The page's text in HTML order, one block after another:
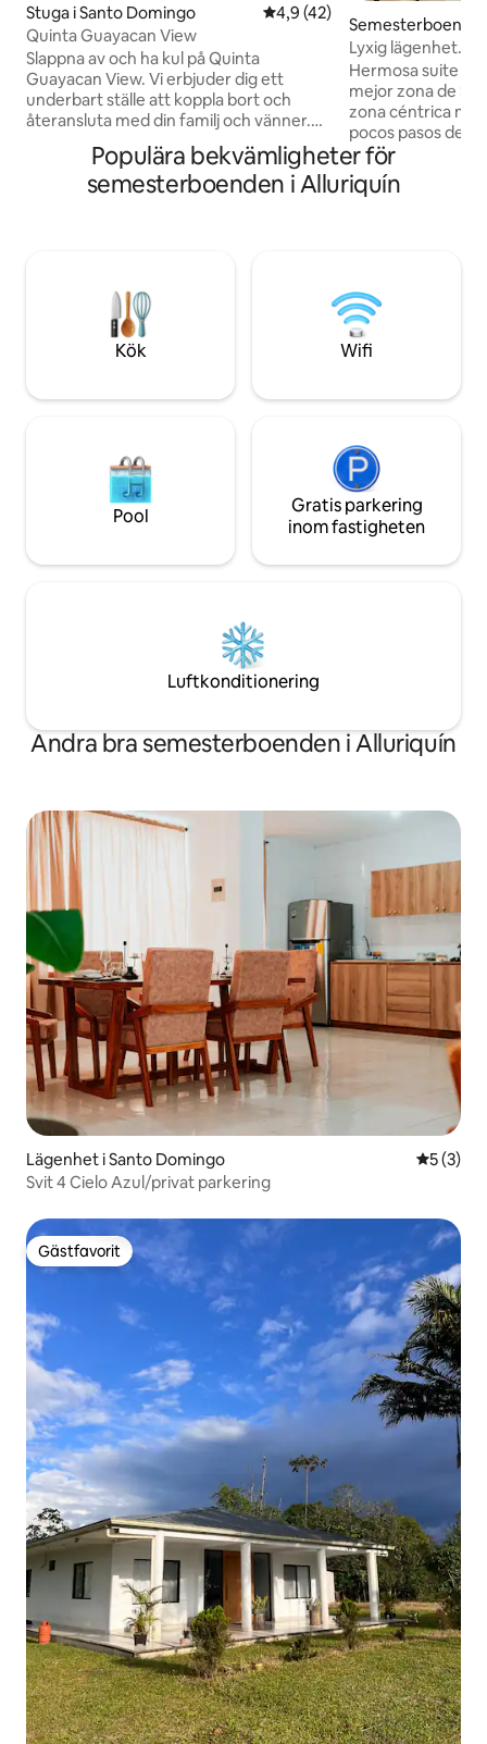
Stuga i Santo Domingo 4,9 av 5 i genomsnittligt
4,9 (42)
Quinta Guayacan View
Slappna av och ha kul på Quinta
Guayacan View. Vi erbjuder dig ett
underbart ställe att koppla bort och
återansluta med din familj och vänner.
Det är ett paradis omgivet av natur,
fåglar och en vacker flod 10 minuter
bort, en enorm pool, basket, volleyboll,
Vid ankomst betalas 80 USD som en
garanti och återbetalas i slutet av
Semesterboende
mingo
Lyxig lägenhet.
Hermosa suite
mejor zona de
zona céntrica
pocos pasos del
y con fácil acceso
Quito y vía
alrededores
adultos y 2$ niños
Horarios: 14:00-
Populära bekvämligheter för
semesterboenden i Alluriquín
Kök Wifi
Pool
Gratis parkering
inom fastigheten
Luftkonditionering
Andra bra semesterboenden i Alluriquín
Lägenhet i Santo Domingo 5 av 5 i
5 (3)
Svit 4 Cielo Azul/privat parkering
Gästfavorit
Gästfavorit